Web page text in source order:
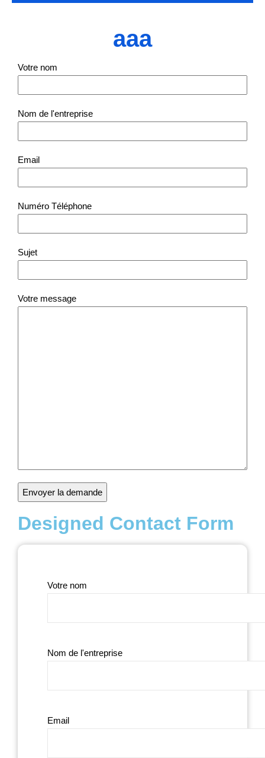
aaa
Votre nom
Nom de l'entreprise
Email
Numéro Téléphone
Sujet
Votre message
Designed Contact Form
Votre nom
Nom de l'entreprise
Email